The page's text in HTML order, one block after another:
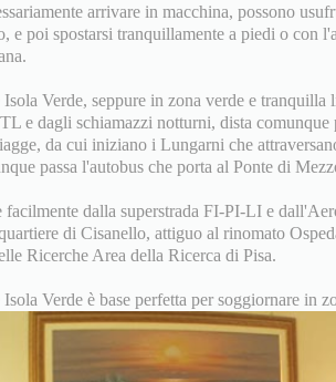
arrivare in macchina, possono
e poi spostarsi tranquillamente a piedi o con
Isola Verde, seppure in zona verde e
e dagli schiamazzi notturni, dista
da cui iniziano i Lungarni che
passa l'autobus che porta al Ponte di
facilmente dalla superstrada FI-PI-LI e
di Cisanello, attiguo al rinomato
Ricerche Area della Ricerca di Pisa.
Verde è base perfetta per soggiornare in